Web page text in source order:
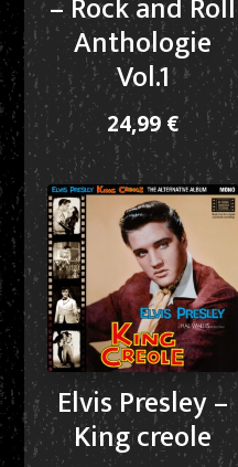
Anthologie
Vol.1
24,99€
Elvis Presley –
King creole